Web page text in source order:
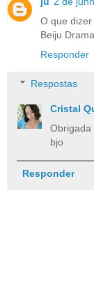
O que
Beiju
Responder
Respostas
Cristal
Obrigada
bjo
Responder